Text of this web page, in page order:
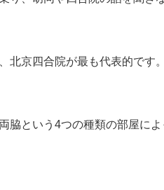
京四合院が最も代表的です
という4つの種類の部屋に